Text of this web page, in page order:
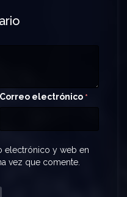
Correo electrónico *
electrónico y web en
vez que comente.